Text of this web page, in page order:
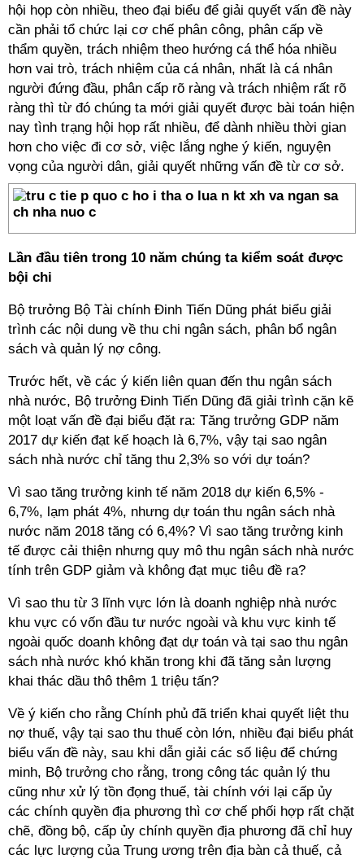
hội họp còn nhiều, theo đại biểu để giải quyết vấn đề này
cần phải tổ chức lại cơ chế phân công, phân cấp về
thẩm quyền, trách nhiệm theo hướng cá thể hóa nhiều
hơn vai trò, trách nhiệm của cá nhân, nhất là cá nhân
người đứng đầu, phân cấp rõ ràng và trách nhiệm rất rõ
ràng thì từ đó chúng ta mới giải quyết được bài toán hiện
nay tình trạng hội họp rất nhiều, để dành nhiều thời gian
hơn cho việc đi cơ sở, việc lắng nghe ý kiến, nguyện
vọng của người dân, giải quyết những vấn đề từ cơ sở.
Lần đầu tiên trong 10 năm chúng ta kiểm soát được
bội chi
Bộ trưởng Bộ Tài chính Đinh Tiến Dũng phát biểu giải
trình các nội dung về thu chi ngân sách, phân bổ ngân
sách và quản lý nợ công.
Trước hết, về các ý kiến liên quan đến thu ngân sách
nhà nước, Bộ trưởng Đinh Tiến Dũng đã giải trình cặn kẽ
một loạt vấn đề đại biểu đặt ra: Tăng trưởng GDP năm
2017 dự kiến đạt kế hoạch là 6,7%, vậy tại sao ngân
sách nhà nước chỉ tăng thu 2,3% so với dự toán?
Vì sao tăng trưởng kinh tế năm 2018 dự kiến 6,5% -
6,7%, lạm phát 4%, nhưng dự toán thu ngân sách nhà
nước năm 2018 tăng có 6,4%? Vì sao tăng trưởng kinh
tế được cải thiện nhưng quy mô thu ngân sách nhà nước
tính trên GDP giảm và không đạt mục tiêu đề ra?
Vì sao thu từ 3 lĩnh vực lớn là doanh nghiệp nhà nước
khu vực có vốn đầu tư nước ngoài và khu vực kinh tế
ngoài quốc doanh không đạt dự toán và tại sao thu ngân
sách nhà nước khó khăn trong khi đã tăng sản lượng
khai thác dầu thô thêm 1 triệu tấn?
Về ý kiến cho rằng Chính phủ đã triển khai quyết liệt thu
nợ thuế, vậy tại sao thu thuế còn lớn, nhiều đại biểu phát
biểu vấn đề này, sau khi dẫn giải các số liệu để chứng
minh, Bộ trưởng cho rằng, trong công tác quản lý thu
cũng như xử lý tồn đọng thuế, tài chính với lại cấp ủy
các chính quyền địa phương thì cơ chế phối hợp rất chặt
chẽ, đồng bộ, cấp ủy chính quyền địa phương đã chỉ huy
các lực lượng của Trung ương trên địa bàn cả thuế, cả